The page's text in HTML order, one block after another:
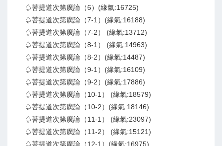
♤菩提道次第廣論（6）(緣氣:16725)
♤菩提道次第廣論（7-1）(緣氣:16188)
♤菩提道次第廣論（7-2） (緣氣:13712)
♤菩提道次第廣論（8-1） (緣氣:14963)
♤菩提道次第廣論（8-2）(緣氣:14487)
♤菩提道次第廣論（9-1）(緣氣:16109)
♤菩提道次第廣論（9-2）(緣氣:17886)
♤菩提道次第廣論（10-1） (緣氣:18579)
♤菩提道次第廣論（10-2）(緣氣:18146)
♤菩提道次第廣論（11-1） (緣氣:23097)
♤菩提道次第廣論（11-2） (緣氣:15121)
♤菩提道次第廣論（12-1）(緣氣:16975)